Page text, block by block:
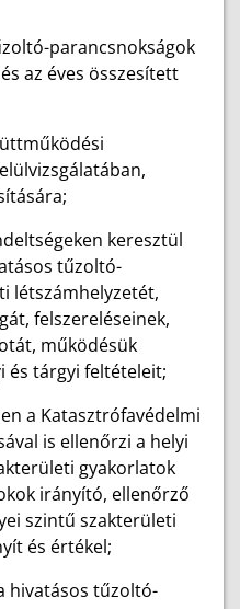
parancsnokságok
az éves összesített
keresztül
tűzoltó-
létszámhelyzetét,
felszereléseinek,
működésük
és tárgyi feltételeit;
a Katasztrófavédelmi
is ellenőrzi a helyi
gyakorlatok
irányító, ellenőrző
szintű szakterületi
és értékel;
hivatásos tűzoltó-